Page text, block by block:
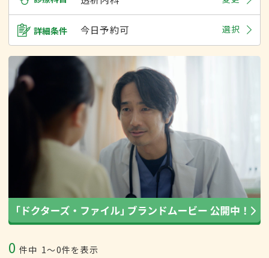
詳細条件 今日予約可 選択
0 件中 1〜0件を表示